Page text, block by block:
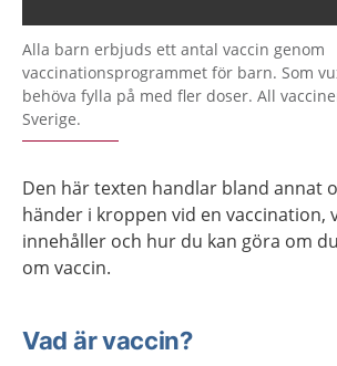
Alla barn erbjuds ett antal vaccin genom
vaccinationsprogrammet för barn. Som
behöva fylla på med fler doser. All
Sverige.
Den här texten handlar bland annat
händer i kroppen vid en vaccination,
innehåller och hur du kan göra om
om vaccin.
Vad är vaccin?